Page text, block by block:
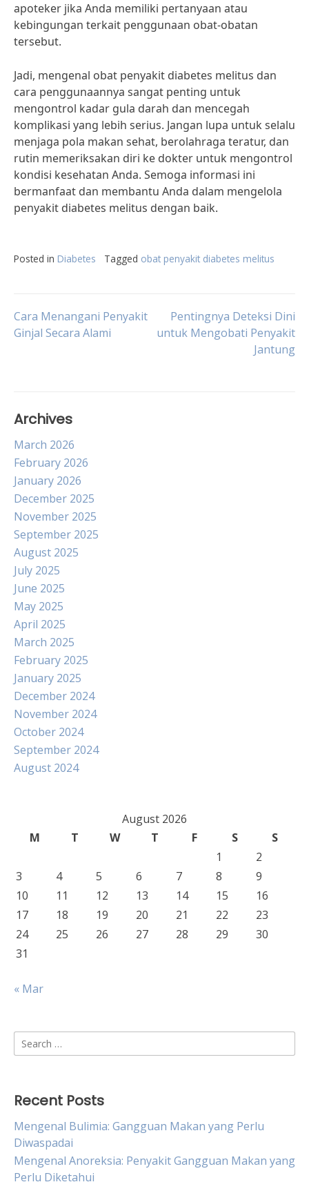
apoteker jika Anda memiliki pertanyaan atau
kebingungan terkait penggunaan obat-obatan
tersebut.
Jadi, mengenal obat penyakit diabetes melitus dan
cara penggunaannya sangat penting untuk
mengontrol kadar gula darah dan mencegah
komplikasi yang lebih serius. Jangan lupa untuk selalu
menjaga pola makan sehat, berolahraga teratur, dan
rutin memeriksakan diri ke dokter untuk mengontrol
kondisi kesehatan Anda. Semoga informasi ini
bermanfaat dan membantu Anda dalam mengelola
penyakit diabetes melitus dengan baik.
Posted in Diabetes Tagged obat penyakit diabetes melitus
Post
Cara Menangani Penyakit
Ginjal Secara Alami
Pentingnya Deteksi Dini
untuk Mengobati Penyakit
Jantung
Archives
March 2026
February 2026
January 2026
December 2025
November 2025
September 2025
August 2025
July 2025
June 2025
May 2025
April 2025
March 2025
February 2025
January 2025
December 2024
November 2024
October 2024
September 2024
August 2024
August 2026
M
T W T F S
S
1
2
3
4 5 6 7 8
9
10
11 12 13 14 15
16
17
18 19 20 21 22
23
24
25 26 27 28 29
30
31
« Mar
Search
for:
Recent Posts
Mengenal Bulimia: Gangguan Makan yang Perlu
Diwaspadai
Mengenal Anoreksia: Penyakit Gangguan Makan yang
Perlu Diketahui